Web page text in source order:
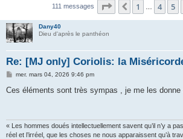
111 messages Page sur
Précédent
1 4 5
Dany40
Dieu d'après le panthéon
Re: [MJ only] Coriolis: la
M
s
mer. mars 04, 2026 9:46 pm
Ces éléments sont très sympas , je me les donne
« Les hommes doués intellectuellement savent qu’il n’y a
réel et l’irréel, que les choses ne nous apparaissent qu’à